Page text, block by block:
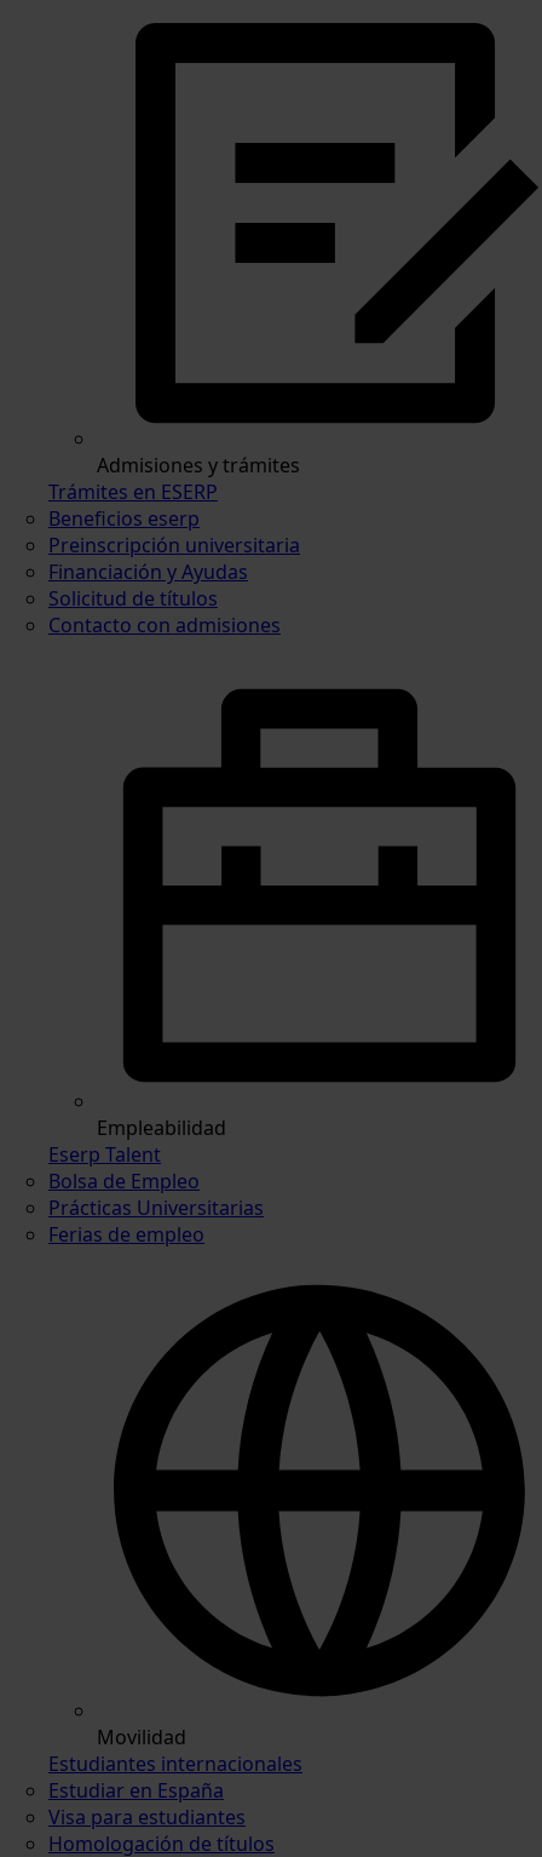
Admisiones y trámites
Trámites en ESERP
Beneficios eserp
Preinscripción universitaria
Financiación y Ayudas
Solicitud de títulos
Contacto con admisiones
Empleabilidad
Eserp Talent
Bolsa de Empleo
Prácticas Universitarias
Ferias de empleo
Movilidad
Estudiantes internacionales
Estudiar en España
Visa para estudiantes
Homologación de títulos